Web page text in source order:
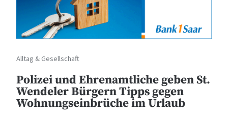
Alltag & Gesellschaft
Polizei und Ehrenamtliche geben St.
Wendeler Bürgern Tipps gegen
Wohnungseinbrüche im Urlaub